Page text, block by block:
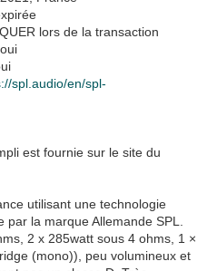
lors de la transaction
spl.audio/en/spl-
est fournie sur le site du
utilisant une technologie
la marque Allemande SPL.
2 x 285watt sous 4 ohms, 1 ×
(mono)), peu volumineux et